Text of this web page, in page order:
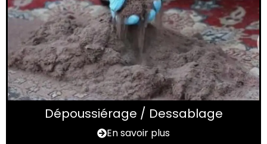
Dépoussiérage / Dessablage
En savoir plus